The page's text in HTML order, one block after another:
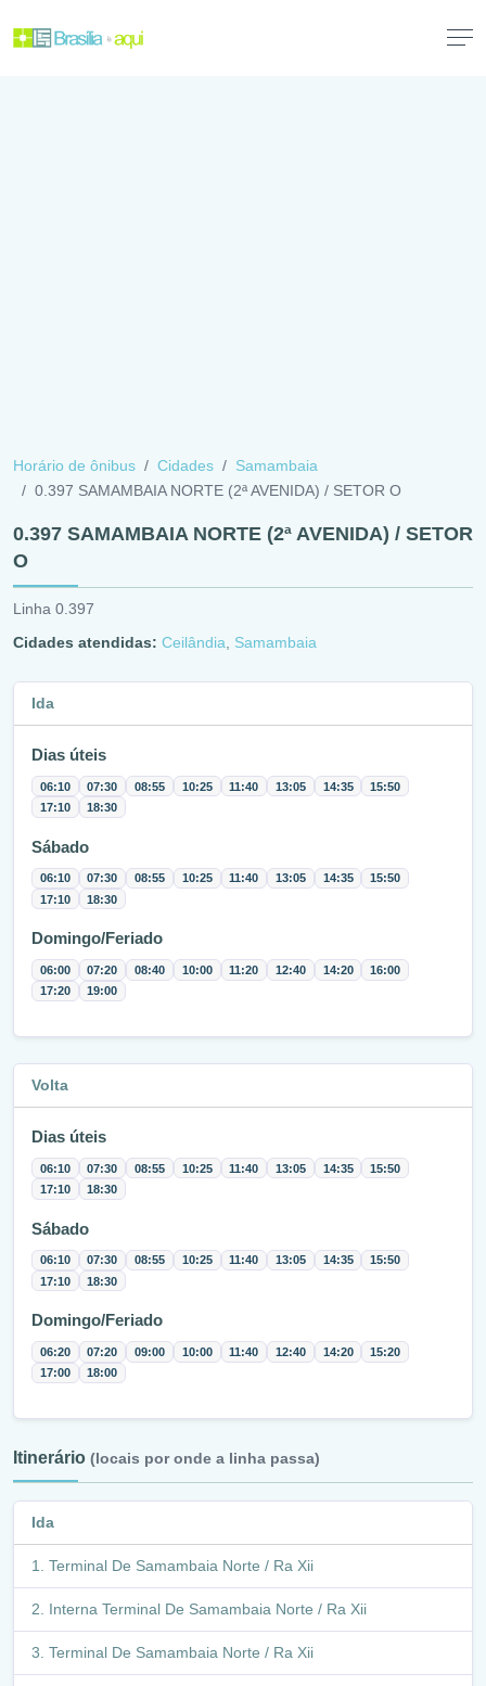
Horário de ônibus Cidades
Samambaia
0.397 SAMAMBAIA NORTE (2ª AVENIDA) / SETOR O
0.397 SAMAMBAIA NORTE (2ª AVENIDA) / SETOR
O
Linha 0.397
Cidades atendidas: Ceilândia Samambaia
Ida
Dias úteis
06:10 07:30 08:55 10:25 11:40 13:05 14:35
15:50
17:10
18:30
Sábado
06:10 07:30 08:55 10:25 11:40 13:05 14:35
15:50
17:10
18:30
Domingo/Feriado
06:00 07:20 08:40 10:00 11:20 12:40 14:20
16:00
17:20
19:00
Volta
Dias úteis
06:10 07:30 08:55 10:25 11:40 13:05 14:35
15:50
17:10
18:30
Sábado
06:10 07:30 08:55 10:25 11:40 13:05 14:35
15:50
17:10
18:30
Domingo/Feriado
06:20 07:20 09:00 10:00 11:40 12:40 14:20
15:20
17:00
18:00
Itinerário (locais por onde a linha passa)
Ida
Terminal De Samambaia Norte / Ra Xii
Interna Terminal De Samambaia Norte / Ra Xii
Terminal De Samambaia Norte / Ra Xii